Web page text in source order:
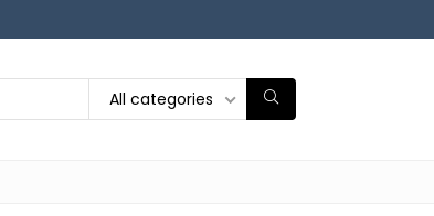
All categories